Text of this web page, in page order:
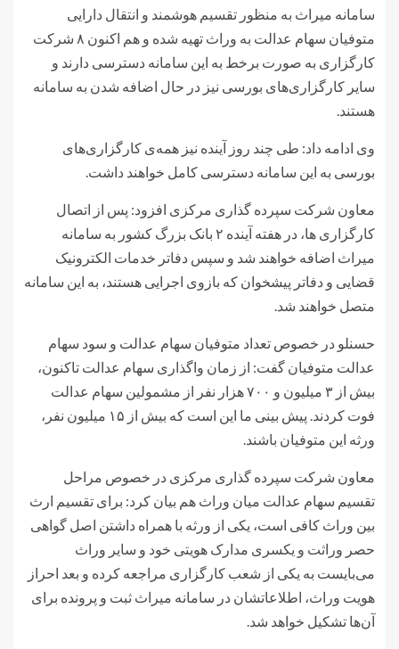
سامانه میراث به منظور تقسیم هوشمند و انتقال دارایی
متوفیان سهام عدالت به وراث تهیه شده و هم اکنون ۸ شرکت
کارگزاری به صورت برخط به این سامانه دسترسی دارند و
سایر کارگزاری‌های بورسی نیز در حال اضافه شدن به سامانه
هستند.
وی ادامه داد: طی چند روز آینده نیز همه‌ی کارگزاری‌های
بورسی به این سامانه دسترسی کامل خواهند داشت.
معاون شرکت سپرده گذاری مرکزی افزود: پس از اتصال
کارگزاری ها، در هفته آینده ۲ بانک بزرگ کشور به سامانه
میراث اضافه خواهند شد و سپس دفاتر خدمات الکترونیک
قضایی و دفاتر پیشخوان که بازوی اجرایی هستند، به این سامانه
متصل خواهند شد.
حسنلو در خصوص تعداد متوفیان سهام عدالت و سود سهام
عدالت متوفیان گفت: از زمان واگذاری سهام عدالت تاکنون،
بیش از ۳ میلیون و ۷۰۰ هزار نفر از مشمولین سهام عدالت
فوت کردند. پیش بینی ما این است که بیش از ۱۵ میلیون نفر،
ورثه این متوفیان باشند.
معاون شرکت سپرده گذاری مرکزی در خصوص مراحل
تقسیم سهام عدالت میان وراث هم بیان کرد: برای تقسیم ارث
بین وراث کافی است، یکی از ورثه با همراه داشتن اصل گواهی
حصر وراثت و یکسری مدارک هویتی خود و سایر وراث
می‌بایست به یکی از شعب کارگزاری مراجعه کرده و بعد احراز
هویت وراث، اطلاعاتشان در سامانه میراث ثبت و پرونده برای
آن‌ها تشکیل خواهد شد.